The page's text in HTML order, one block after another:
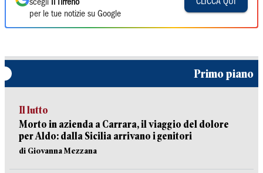
scegli
Il Tirreno
per le tue notizie su Google
Primo piano
Il lutto
Morto in azienda a Carrara, il viaggio del dolore
per Aldo: dalla Sicilia arrivano i genitori
di Giovanna Mezzana